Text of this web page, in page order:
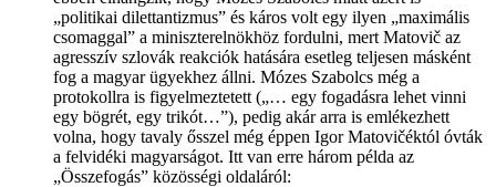
„politikai dilettantizmus” és káros volt egy ilyen „maximális
csomaggal” a miniszterelnökhöz fordulni, mert Matovič az
agresszív szlovák reakciók hatására esetleg teljesen másként
fog a magyar ügyekhez állni. Mózes Szabolcs még a
protokollra is figyelmeztetett („… egy fogadásra lehet vinni
egy bögrét, egy trikót…”), pedig akár arra is emlékezhett
volna, hogy tavaly ősszel még éppen Igor Matovičéktól óvták
a felvidéki magyarságot. Itt van erre három példa az
„Összefogás” közösségi oldaláról: